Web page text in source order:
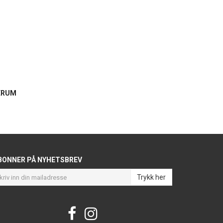
PÅ NYHETSBREV
Trykk her